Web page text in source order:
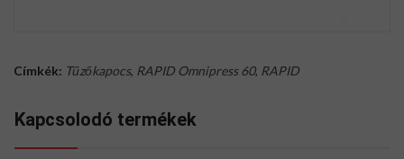
Címkék: Tűzőkapocs, RAPID Omnipress 60, RAPID
Kapcsolodó termékek